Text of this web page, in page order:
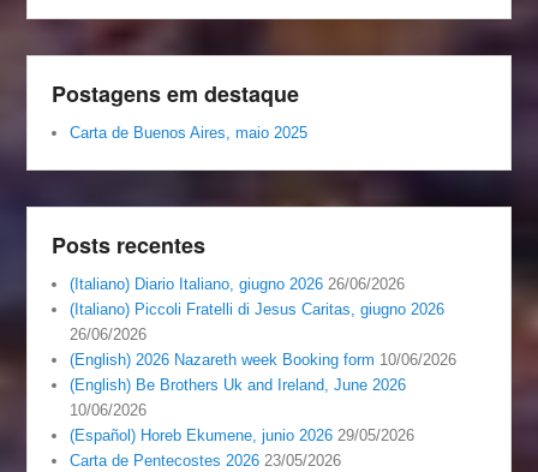
Postagens em destaque
Carta de Buenos Aires, maio 2025
Posts recentes
(Italiano) Diario Italiano, giugno 2026 26/06/2026
(Italiano) Piccoli Fratelli di Jesus Caritas, giugno 2026
26/06/2026
(English) 2026 Nazareth week Booking form 10/06/2026
(English) Be Brothers Uk and Ireland, June 2026
10/06/2026
(Español) Horeb Ekumene, junio 2026 29/05/2026
Carta de Pentecostes 2026 23/05/2026